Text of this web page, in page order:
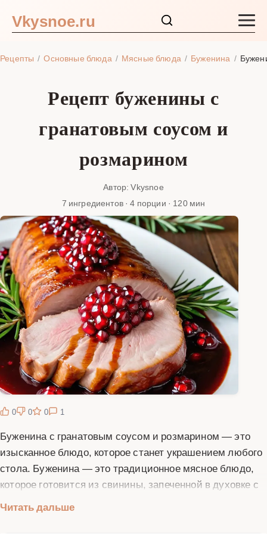
Vkysnoe.ru
Рецепты Основные блюда Мясные блюда Буженина
Рецепт буженины с
гранатовым соусом и
розмарином
Автор: Vkysnoe
7 ингредиентов · 4 порции · 120 мин
0 0 0 1
Буженина с гранатовым соусом и розмарином — это
изысканное блюдо, которое станет украшением любого
стола. Буженина — это традиционное мясное блюдо,
которое готовится из свинины, запеченной в духовке с
предлагаем дополнить буженину гранатовым соусом,
Читать дальше